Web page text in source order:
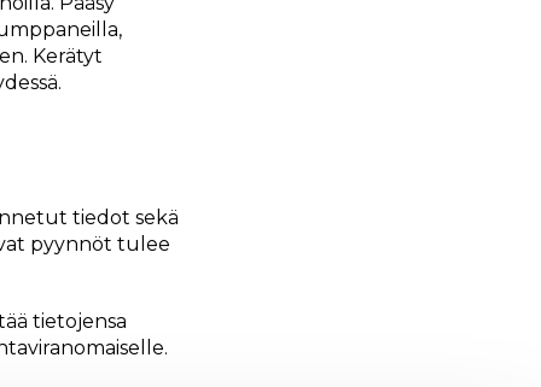
Kerätyt
tiedot sekä
pyynnöt tulee
tietojensa